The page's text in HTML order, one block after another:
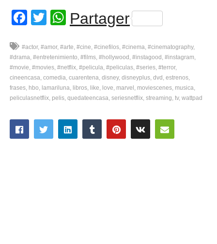
Facebook
TwitterWhatsApp
Partager
#actor #amor #arte #cine #cinefilos #cinema #cinematography
#drama #entretenimiento #films #hollywood #instagood #instagram
#movie #movies #netflix #pelicula #peliculas #series #terror
cineencasa comedia cuarentena disney disneyplus dvd estrenos
frases hbo lamariluna libros like love marvel moviescenes musica
peliculasnetflix pelis quedateencasa seriesnetflix streaming tv wattpad